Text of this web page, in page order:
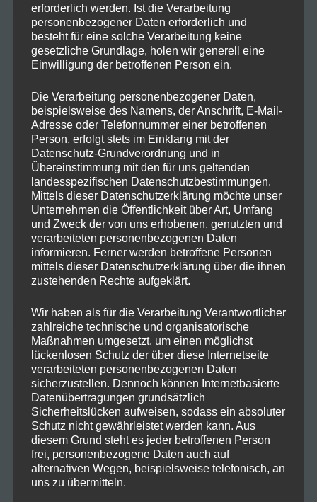
NEUESTE KOMMENTARE
Hanfzauber!
Janzu Frohe Ostern mit einer Prise Hanfzauber!
Hartmut K.zuWarum Hanf in deinen Speiseplan
gehört!
Marlene H.zuWarum Hanf in deinen Speiseplan
gehört!
GreenThumbGuruzuDer Weg zum erfolgreichen
Cannabisanbau
ARCHIV
Oktober 2025
August 2024
Juli 2024
Juni 2024
erforderlich werden. Ist die Verarbeitung
personenbezogener Daten erforderlich und
besteht für eine solche Verarbeitung keine
gesetzliche Grundlage, holen wir generell eine
Einwilligung der betroffenen Person ein.
Die Verarbeitung personenbezogener Daten,
beispielsweise des Namens, der Anschrift, E-Mail-
Adresse oder Telefonnummer einer betroffenen
Person, erfolgt stets im Einklang mit der
Datenschutz-Grundverordnung und in
Übereinstimmung mit den für uns geltenden
landesspezifischen Datenschutzbestimmungen.
Mittels dieser Datenschutzerklärung möchte unser
Unternehmen die Öffentlichkeit über Art, Umfang
und Zweck der von uns erhobenen, genutzten und
verarbeiteten personenbezogenen Daten
informieren. Ferner werden betroffene Personen
mittels dieser Datenschutzerklärung über die ihnen
zustehenden Rechte aufgeklärt.
Wir haben als für die Verarbeitung Verantwortlicher
zahlreiche technische und organisatorische
Maßnahmen umgesetzt, um einen möglichst
lückenlosen Schutz der über diese Internetseite
verarbeiteten personenbezogenen Daten
sicherzustellen. Dennoch können Internetbasierte
Datenübertragungen grundsätzlich
Sicherheitslücken aufweisen, sodass ein absoluter
Schutz nicht gewährleistet werden kann. Aus
diesem Grund steht es jeder betroffenen Person
frei, personenbezogene Daten auch auf
alternativen Wegen, beispielsweise telefonisch, an
uns zu übermitteln.